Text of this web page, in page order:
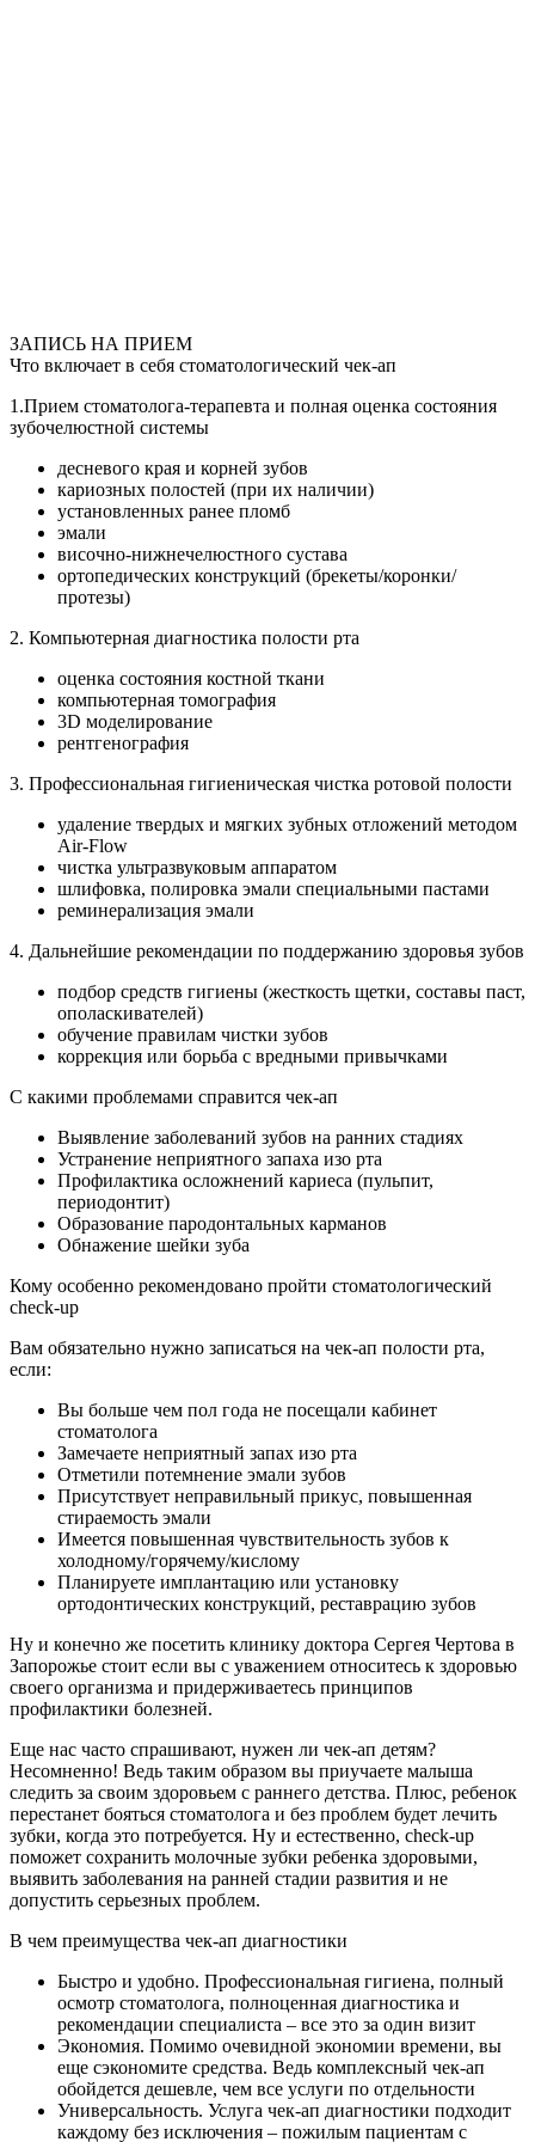
ЗАПИСЬ НА ПРИЕМ
Что включает в себя стоматологический чек-ап
1.Прием стоматолога-терапевта и полная оценка состояния
зубочелюстной системы
десневого края и корней зубов
кариозных полостей (при их наличии)
установленных ранее пломб
эмали
височно-нижнечелюстного сустава
ортопедических конструкций (брекеты/коронки/
протезы)
2. Компьютерная диагностика полости рта
оценка состояния костной ткани
компьютерная томография
3D моделирование
рентгенография
3. Профессиональная гигиеническая чистка ротовой полости
удаление твердых и мягких зубных отложений методом
Air-Flow
чистка ультразвуковым аппаратом
шлифовка, полировка эмали специальными пастами
реминерализация эмали
4. Дальнейшие рекомендации по поддержанию здоровья зубов
подбор средств гигиены (жесткость щетки, составы паст,
ополаскивателей)
обучение правилам чистки зубов
коррекция или борьба с вредными привычками
С какими проблемами справится чек-ап
Выявление заболеваний зубов на ранних стадиях
Устранение неприятного запаха изо рта
Профилактика осложнений кариеса (пульпит,
периодонтит)
Образование пародонтальных карманов
Обнажение шейки зуба
Кому особенно рекомендовано пройти стоматологический
check-up
Вам обязательно нужно записаться на чек-ап полости рта,
если:
Вы больше чем пол года не посещали кабинет
стоматолога
Замечаете неприятный запах изо рта
Отметили потемнение эмали зубов
Присутствует неправильный прикус, повышенная
стираемость эмали
Имеется повышенная чувствительность зубов к
холодному/горячему/кислому
Планируете имплантацию или установку
ортодонтических конструкций, реставрацию зубов
Ну и конечно же посетить клинику доктора Сергея Чертова в
Запорожье стоит если вы с уважением относитесь к здоровью
своего организма и придерживаетесь принципов
профилактики болезней.
Еще нас часто спрашивают, нужен ли чек-ап детям?
Несомненно! Ведь таким образом вы приучаете малыша
следить за своим здоровьем с раннего детства. Плюс, ребенок
перестанет бояться стоматолога и без проблем будет лечить
зубки, когда это потребуется. Ну и естественно, check-up
поможет сохранить молочные зубки ребенка здоровыми,
выявить заболевания на ранней стадии развития и не
допустить серьезных проблем.
В чем преимущества чек-ап диагностики
Быстро и удобно. Профессиональная гигиена, полный
осмотр стоматолога, полноценная диагностика и
рекомендации специалиста – все это за один визит
Экономия. Помимо очевидной экономии времени, вы
еще сэкономите средства. Ведь комплексный чек-ап
обойдется дешевле, чем все услуги по отдельности
Универсальность. Услуга чек-ап диагностики подходит
каждому без исключения – пожилым пациентам с